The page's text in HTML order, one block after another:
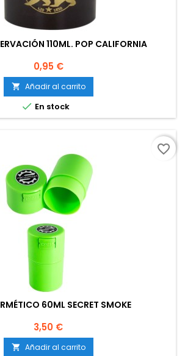
110ML. POP CALIFORNIA
Precio
0,95 €
 Añadir al carrito
 En stock
60ML SECRET SMOKE
Precio
3,50 €
 Añadir al carrito
favorite_border